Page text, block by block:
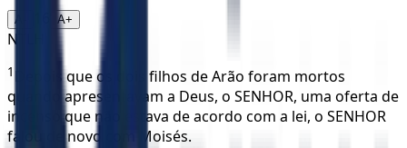
A- A+
NTLH
1
Depois que os dois filhos de Arão foram mortos
quando apresentavam a Deus, o SENHOR, uma oferta de
incenso que não estava de acordo com a lei, o SENHOR
falou de novo com Moisés.